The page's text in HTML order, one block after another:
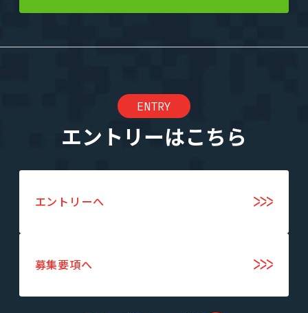
ENTRY
エントリーはこちら
エントリーへ
募集要項へ